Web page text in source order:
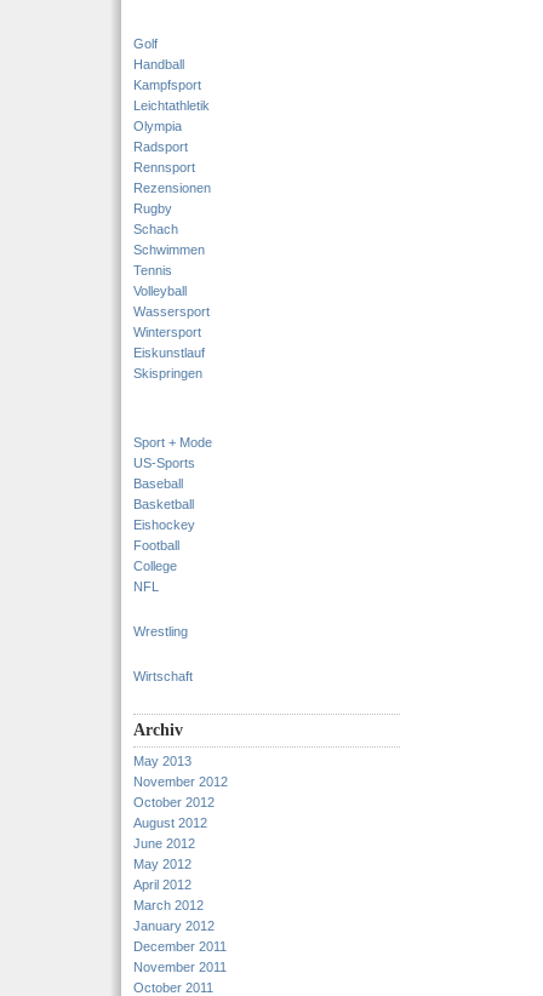
Golf
Handball
Kampfsport
Leichtathletik
Olympia
Radsport
Rennsport
Rezensionen
Rugby
Schach
Schwimmen
Tennis
Volleyball
Wassersport
Wintersport
Eiskunstlauf
Skispringen
Sport + Mode
US-Sports
Baseball
Basketball
Eishockey
Football
College
NFL
Wrestling
Wirtschaft
Archiv
May 2013
November 2012
October 2012
August 2012
June 2012
May 2012
April 2012
March 2012
January 2012
December 2011
November 2011
October 2011